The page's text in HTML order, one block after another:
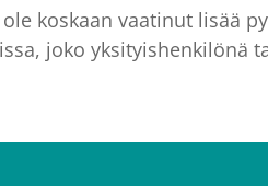
koskaan vaatinut lisää
joko yksityishenkilönä